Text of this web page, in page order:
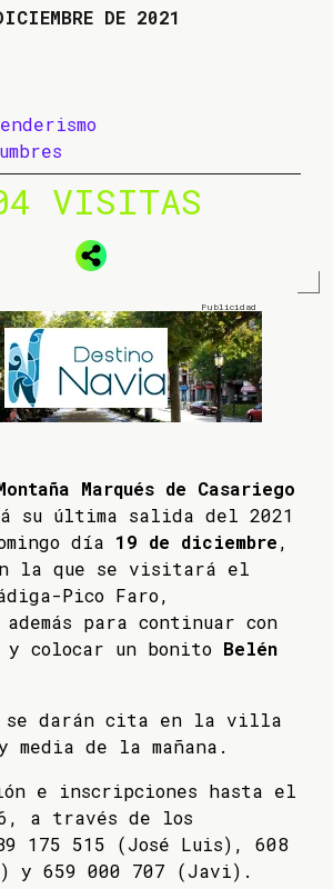
DE 2021
VISITAS
Marqués de Casariego
su última salida del 2021
día 19 de diciembre,
la que se visitará el
Pico Faro,
además para continuar con
colocar un bonito Belén
se darán cita en la villa
media de la mañana.
e inscripciones hasta el
a través de los
175 515 (José Luis), 608
y 659 000 707 (Javi).